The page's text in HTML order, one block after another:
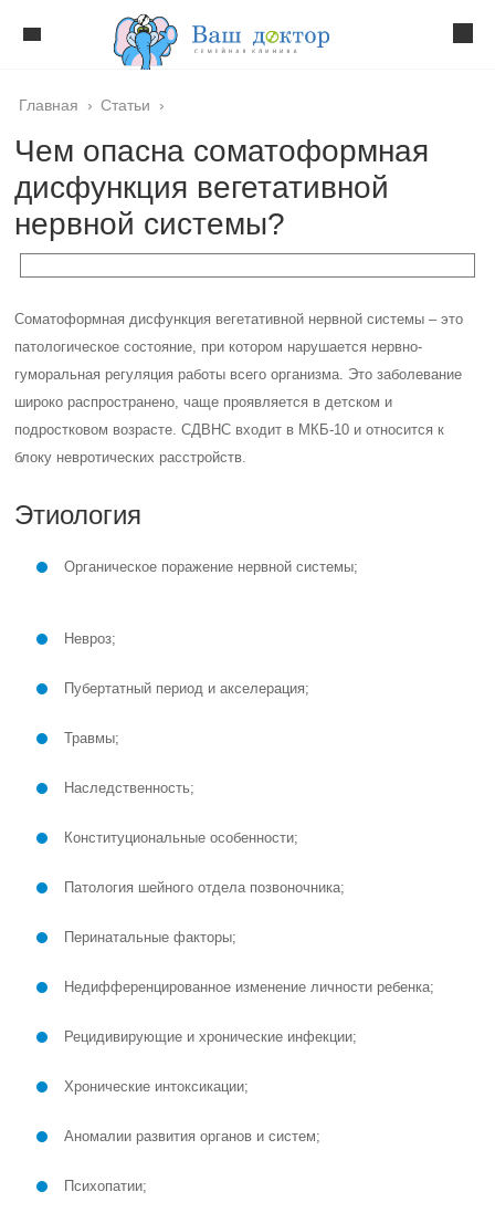
Главная › Статьи ›
Чем опасна соматоформная
дисфункция вегетативной
нервной системы?
Соматоформная дисфункция вегетативной нервной системы – это
патологическое состояние, при котором нарушается нервно-
гуморальная регуляция работы всего организма. Это заболевание
широко распространено, чаще проявляется в детском и
подростковом возрасте. СДВНС входит в МКБ-10 и относится к
блоку невротических расстройств.
Этиология
Органическое поражение нервной системы;
Невроз;
Пубертатный период и акселерация;
Травмы;
Наследственность;
Конституциональные особенности;
Патология шейного отдела позвоночника;
Перинатальные факторы;
Недифференцированное изменение личности ребенка;
Рецидивирующие и хронические инфекции;
Хронические интоксикации;
Аномалии развития органов и систем;
Психопатии;